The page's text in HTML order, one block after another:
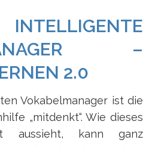
–
2.0
Vokabelmanager ist die
„mitdenkt“. Wie dieses
aussieht, kann ganz